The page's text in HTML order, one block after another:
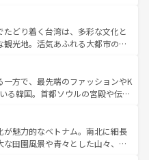
、新着のアメリカ
参照してほしい。
る人々を迎えてくれるハワイの
フードやハワイアンミュージッ
など、すべてがハワイの魅力を彩
のハワイ情報
してほしい。
そびえるウルル（エアーズロッ
い原生林やケアンズの熱帯雨林な
。また、カフェやワイン、オージ
実しており、サーフィンやダイ
、アウトドア好きにはたまらな
彩な魅力を存分に味わいつくそ
たどり着く台湾は、多彩な文化と
観光地。活気あふれる大都市の台
ある台湾東部など、都市の喧騒
ており、訪れる人に新しい発見と
また、奥深い台湾の食文化も魅
ツなど、バラエティ豊かな料理
、新着の台湾情報は コンテンツ一覧を参
一方で、最先端のファッションやK
る韓国。首都ソウルの宮殿や伝統
季折々の自然美を楽しむことが
や焼肉、絶品のストリートフード
理が待っている。夜には、韓国な
が魅力的なベトナム。南北に細長
な田園風景や青々とした山々、世